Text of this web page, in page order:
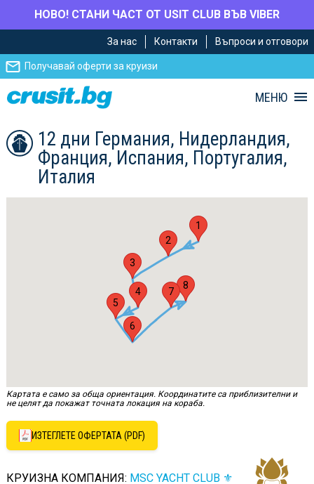
НОВО! СТАНИ ЧАСТ ОТ USIT CLUB ВЪВ VIBER
главното
съдържание
Навигацията
За нас Контакти Въпроси и отговори
Получавай оферти за круизи
МЕНЮ
12 дни Германия, Нидерландия,
Франция, Испания, Португалия,
Италия
1
2
3
4
5
6
7
8
Картата е само за обща ориентация. Координатите са приблизителни и
не целят да покажат точната локация на кораба.
ИЗТЕГЛЕТЕ ОФЕРТАТА (PDF)
КРУИЗНА КОМПАНИЯ: MSC YACHT CLUB ⚜